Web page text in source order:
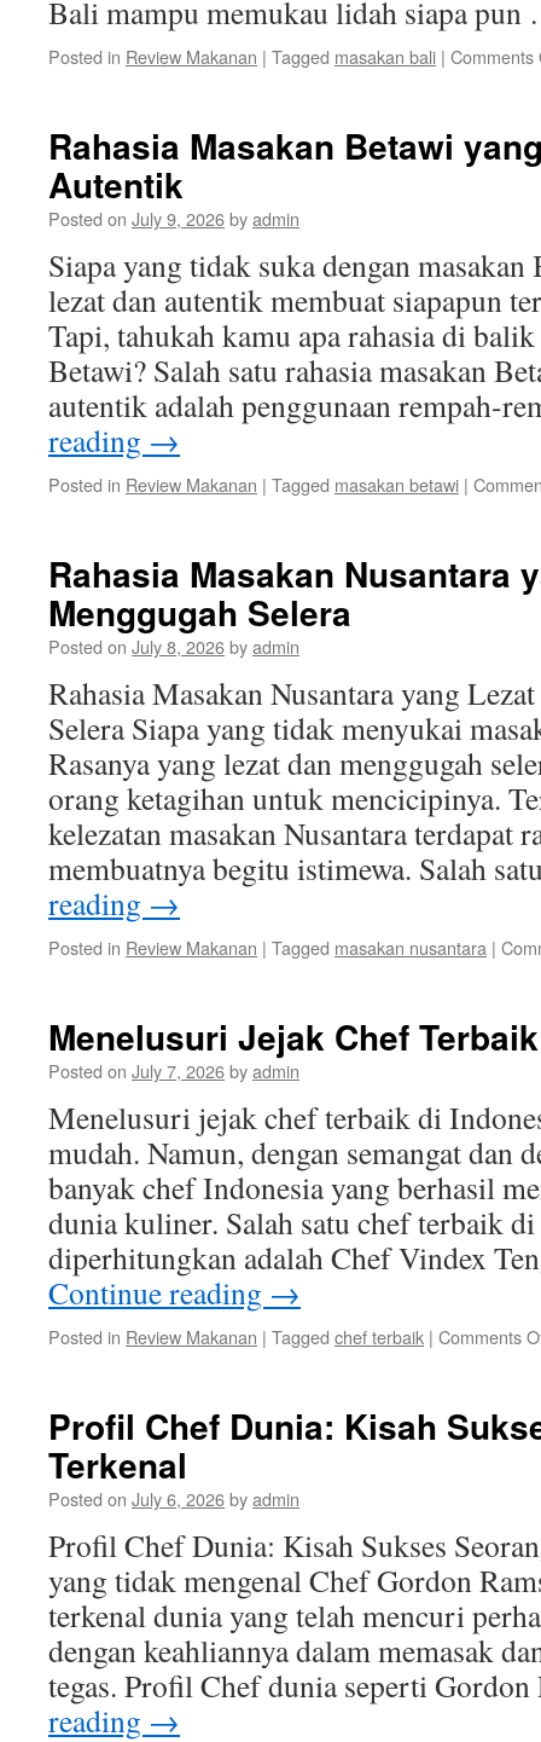
Bali mampu memukau lidah siapa
Posted in Review Makanan | Tagged masakan bali | Comments
Rahasia Masakan Betawi
Autentik
Posted on July 9, 2026byadmin
Siapa yang tidak suka dengan masakan
lezat dan autentik membuat siapapun
Tapi, tahukah kamu apa rahasia di
Betawi? Salah satu rahasia masakan
autentik adalah penggunaan rempah-
reading →
Posted in Review Makanan | Tagged masakan betawi |
Rahasia Masakan Nusantara
Menggugah Selera
Posted on July 8, 2026byadmin
Rahasia Masakan Nusantara yang
Selera Siapa yang tidak menyukai
Rasanya yang lezat dan menggugah
orang ketagihan untuk mencicipinya.
kelezatan masakan Nusantara terdapat
membuatnya begitu istimewa. Salah
reading →
Posted in Review Makanan | Tagged masakan nusantara |
Menelusuri Jejak Chef
Posted on July 7, 2026byadmin
Menelusuri jejak chef terbaik di
mudah. Namun, dengan semangat dan
banyak chef Indonesia yang berhasil
dunia kuliner. Salah satu chef terbaik
diperhitungkan adalah Chef Vindex
Continue reading →
Posted in Review Makanan | Tagged chef terbaik | Comments
Profil Chef Dunia: Kisah
Terkenal
Posted on July 6, 2026byadmin
Profil Chef Dunia: Kisah Sukses
yang tidak mengenal Chef Gordon
terkenal dunia yang telah mencuri
dengan keahliannya dalam memasak
tegas. Profil Chef dunia seperti
reading →